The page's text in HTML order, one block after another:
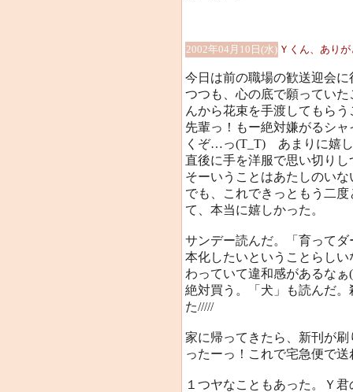
2002年04月10日(水) Ｙくん、あり
今日は前の職場の歓送迎会
つつも、心の底で願ってい
んから花束を手渡してもら
先輩っ！もー絶対嫌がるシ
くぞ…っ(T_T) あまりに嬉
直後に手を洋服で思い切り
そーいうことはあたしのい
でも、これできっともう二
て、本当に嬉しかった。
サンデー読んだ。「育って
本化したいということらし
わっていて違和感があるな
絶対買う。「犬」も読んだ
た/////
家に帰ってきたら、新刊が
ったーっ！これで宅急便で送
１つヤなこともあった。Ｙ